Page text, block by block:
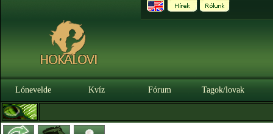
Lónevelde Kvíz Fórum Tagok/lovak